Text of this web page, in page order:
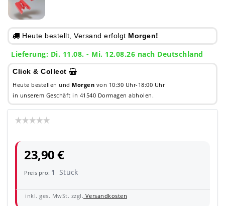
Heute bestellt, Versand erfolgt Morgen!
Lieferung: Di. 11.08. - Mi. 12.08.26 nach Deutschland
Click & Collect
Heute bestellen und Morgen von 10:30 Uhr-18:00 Uhr
in unserem Geschäft in 41540 Dormagen abholen.
23,90 €
Preis pro: 1 Stück
inkl. ges. MwSt. zzgl. Versandkosten